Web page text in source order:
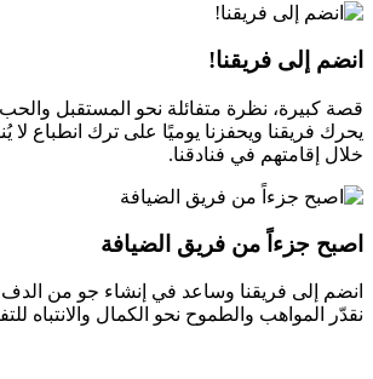
انضم إلى فريقنا!
قصة كبيرة، نظرة متفائلة نحو المستقبل والحب
يحرك فريقنا ويحفزنا يوميًا على ترك انطباع
خلال إقامتهم في فنادقنا.
اصبح جزءاً من فريق الضيافة
انضم إلى فريقنا وساعد في إنشاء جو من
نقدّر المواهب والطموح نحو الكمال والانتباه